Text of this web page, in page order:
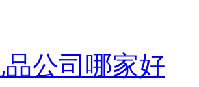
公司哪家好